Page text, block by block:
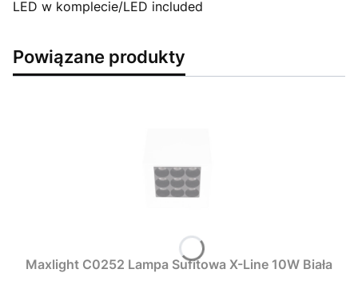
LED w komplecie/LED included
Powiązane produkty
Maxlight C0252 Lampa Sufitowa X-Line 10W Biała